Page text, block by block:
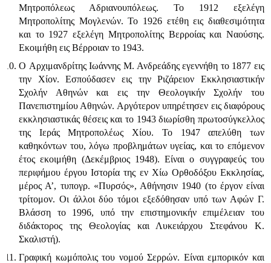
Μητροπόλεως Αδριανουπόλεως. Το 1912 εξελέγη
Μητροπολίτης Μογλενών. Το 1926 ετέθη εις διαθεσιμότητα
και το 1927 εξελέγη Μητροπολίτης Βερροίας και Ναούσης.
Εκοιμήθη εις Βέρροιαν το 1943.
O Αρχιμανδρίτης Ιωάννης Μ. Ανδρεάδης εγεννήθη το 1877 εις
την Χίον. Εσπούδασεν εις την Ριζάρειον Εκκλησιαστικήν
Σχολήν Αθηνών και εις την Θεολογικήν Σχολήν του
Πανεπιστημίου Αθηνών. Αργότερον υπηρέτησεν εις διαφόρους
εκκλησιαστικάς θέσεις και το 1943 διωρίσθη πρωτοσύγκελλος
της Ιεράς Μητροπολέως Χίου. Το 1947 απελύθη των
καθηκόντων του, λόγω προβλημάτων υγείας, και το επόμενον
έτος εκοιμήθη (Δεκέμβριος 1948). Είναι ο συγγραφεύς του
περιφήμου έργου Ιστορία της εν Χίω Ορθοδόξου Εκκλησίας,
μέρος Α’, τυπογρ. «Πυρσός», Αθήνησιν 1940 (το έργον είναι
τρίτομον. Οι άλλοι δύο τόμοι εξεδόθησαν υπό των Αφών Γ.
Βλάσση το 1996, υπό την επιστημονικήν επιμέλειαν του
διδάκτορος της Θεολογίας και Λυκειάρχου Στεφά­νου Κ.
Σκαλιστή).
Γραφική κωμόπολις του νομού Σερρών. Είναι εμπορικόν και